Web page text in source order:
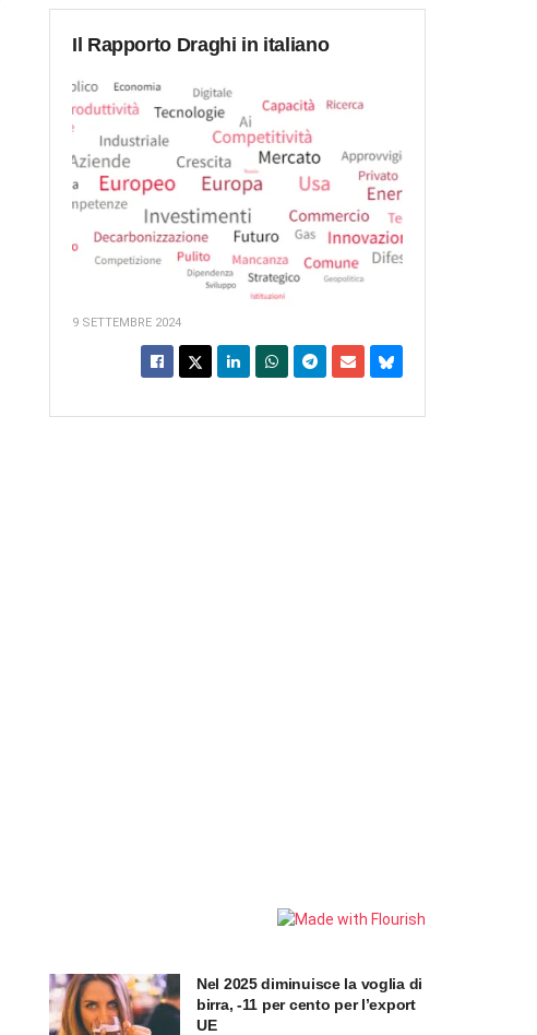
Il Rapporto Draghi in italiano
9 SETTEMBRE 2024
Nel 2025 diminuisce la voglia di
birra, -11 per cento per l’export
UE